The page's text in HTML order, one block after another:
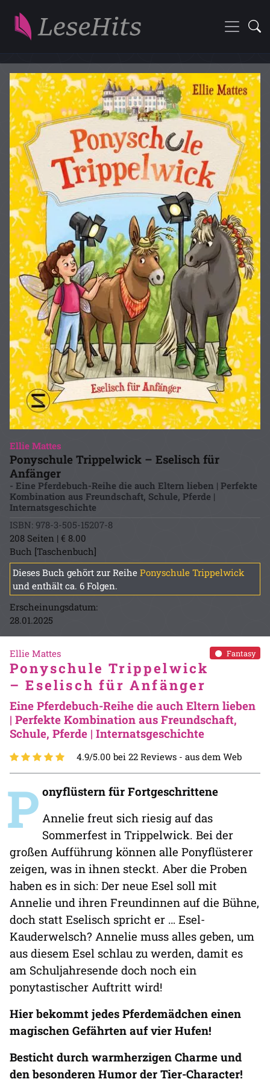
Ellie Mattes
Ponyschule Trippelwick – Eselisch für
Anfänger
- Eine Pferdebuch-Reihe die auch Eltern lieben | Perfekte
Kombination aus Freundschaft, Schule, Pferde |
Internatsgeschichte
ISBN: 978-3-505-15207-8
208 Seiten | € 8.00
Buch [Taschenbuch]
Dieses Buch gehört zur Reihe Ponyschule Trippelwick
und enthält ca. 6 Folgen.
Erscheinungsdatum:
28.01.2025
Fantasy
Ellie Mattes
Ponyschule Trippelwick
– Eselisch für Anfänger
Eine Pferdebuch-Reihe die auch Eltern lieben
| Perfekte Kombination aus Freundschaft,
Schule, Pferde | Internatsgeschichte
4.9/5.00 bei 22 Reviews - aus dem Web
P onyflüstern für Fortgeschrittene
Annelie freut sich riesig auf das
Sommerfest in Trippelwick. Bei der
großen Aufführung können alle Ponyflüsterer
zeigen, was in ihnen steckt. Aber die Proben
haben es in sich: Der neue Esel soll mit
Annelie und ihren Freundinnen auf die Bühne,
doch statt Eselisch spricht er … Esel-
Kauderwelsch? Annelie muss alles geben, um
aus diesem Esel schlau zu werden, damit es
am Schuljahresende doch noch ein
ponytastischer Auftritt wird!
Hier bekommt jedes Pferdemädchen einen
magischen Gefährten auf vier Hufen!
Besticht durch warmherzigen Charme und
den besonderen Humor der Tier-Character!